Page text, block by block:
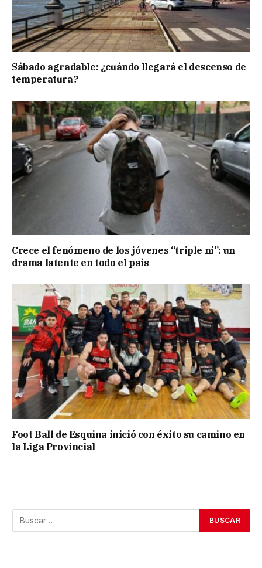
Sábado agradable: ¿cuándo llegará el descenso de
temperatura?
Crece el fenómeno de los jóvenes “triple ni”: un
drama latente en todo el país
Foot Ball de Esquina inició con éxito su camino en
la Liga Provincial